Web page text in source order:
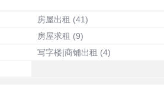
房屋出租 (41)
房屋求租 (9)
写字楼|商铺出租 (4)